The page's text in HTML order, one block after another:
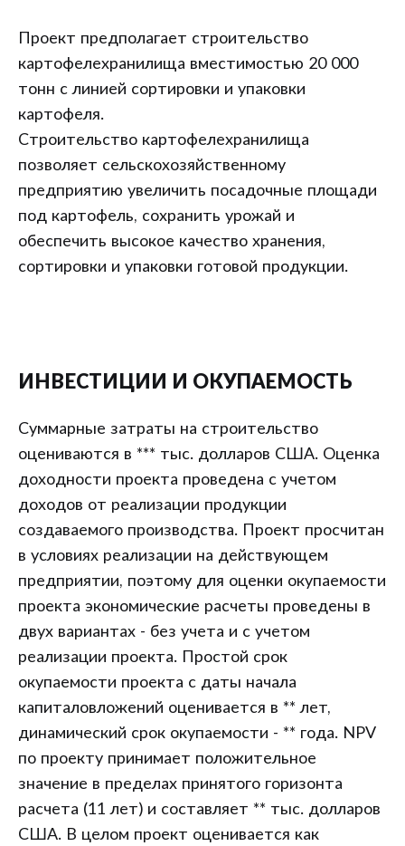
Проект предполагает строительство
картофелехранилища вместимостью 20 000
тонн с линией сортировки и упаковки
картофеля.
Строительство картофелехранилища
позволяет сельскохозяйственному
предприятию увеличить посадочные площади
под картофель, сохранить урожай и
обеспечить высокое качество хранения,
сортировки и упаковки готовой продукции.
ИНВЕСТИЦИИ И ОКУПАЕМОСТЬ
Суммарные затраты на строительство
оцениваются в *** тыс. долларов США. Оценка
доходности проекта проведена с учетом
доходов от реализации продукции
создаваемого производства. Проект просчитан
в условиях реализации на действующем
предприятии, поэтому для оценки окупаемости
проекта экономические расчеты проведены в
двух вариантах - без учета и с учетом
реализации проекта. Простой срок
окупаемости проекта с даты начала
капиталовложений оценивается в ** лет,
динамический срок окупаемости - ** года. NPV
по проекту принимает положительное
значение в пределах принятого горизонта
расчета (11 лет) и составляет ** тыс. долларов
США. В целом проект оценивается как